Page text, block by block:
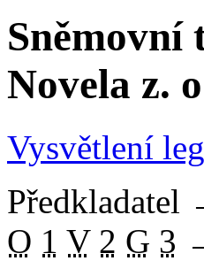
Sněmovní
Novela z.
Vysvětlení
Předkladatel
O 1 V 2 G 3